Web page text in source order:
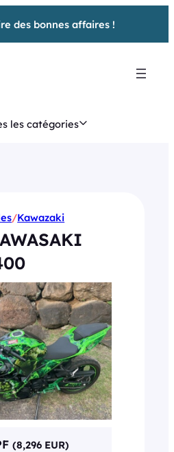
des bonnes affaires !
les catégories
/Kawazaki
(8,296 EUR)